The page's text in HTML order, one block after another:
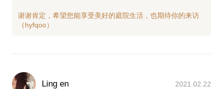
谢谢肯定，希望您能享受美好的庭院生活，也期待你的来访
Ling en 2021.02.22